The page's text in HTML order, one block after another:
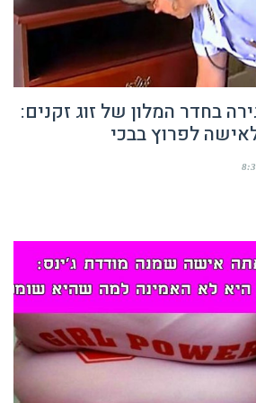
בחדר המלון של זוג זקנים:
לפרוץ בבכי